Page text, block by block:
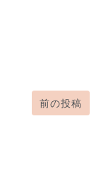
前の投稿